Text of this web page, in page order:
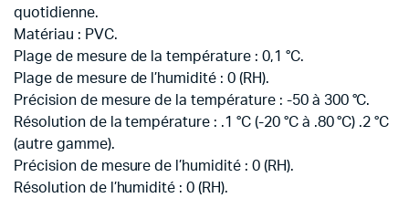
quotidienne.
Matériau : PVC.
Plage de mesure de la température : 0,1 °C.
Plage de mesure de l’humidité : 0 (RH).
Précision de mesure de la température : -50 à 300 °C.
Résolution de la température : .1 °C (-20 °C à .80 °C) .2 °C
(autre gamme).
Précision de mesure de l’humidité : 0 (RH).
Résolution de l’humidité : 0 (RH).